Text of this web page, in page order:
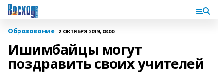
Образование 2 ОКТЯБРЯ 2019, 08:00
Ишимбайцы могут
поздравить своих учителей